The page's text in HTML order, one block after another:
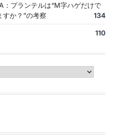
：プランテルは“M字ハゲだけで
か？”の考察
134
110